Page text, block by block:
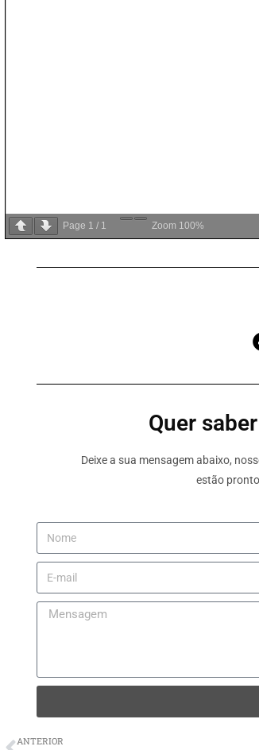
Page 1 / 1 Zoom 100%
Quer
Deixe a sua mensagem abaixo,
estão
ANTERIOR